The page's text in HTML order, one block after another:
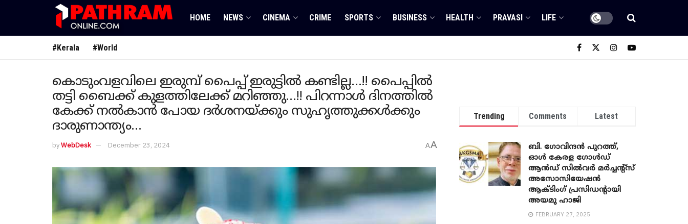
HOME NEWS CINEMA CRIME SPORTS BUSINESS HEALTH PRAVASI LIFE
#Kerala #World
കൊടുംവളവിലെ ഇരുമ്പ് പൈപ്പ് ഇരുട്ടിൽ കണ്ടില്ല…!! പൈപ്പിൽ
തട്ടി ബൈക്ക് കുളത്തിലേക്ക് മറിഞ്ഞു…!! പിറന്നാൾ ദിനത്തിൽ
കേക്ക് നൽകാൻ പോയ ദർശനയ്ക്കും സുഹൃത്തുക്കൾക്കും
ദാരുണാന്ത്യം…
byWebDesk December 23, 2024 AA
Trending Comments Latest
ബി. ​ഗോവിന്ദൻ പുറത്ത്,
ഓൾ കേരള ഗോൾഡ്
ആൻഡ് സിൽവർ മർച്ചന്റ്സ്
അസോസിയേഷൻ
ആക്ടിംഗ് പ്രസിഡന്റായി
അയമു ഹാജി
FEBRUARY 27, 2025